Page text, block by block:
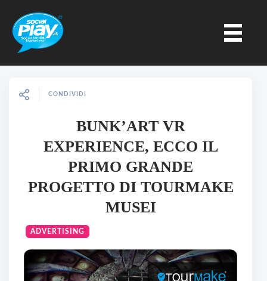
CONDIVIDI
BUNK’ART VR
EXPERIENCE, ECCO IL
PRIMO GRANDE
PROGETTO DI TOURMAKE
MUSEI
ADVERTISING